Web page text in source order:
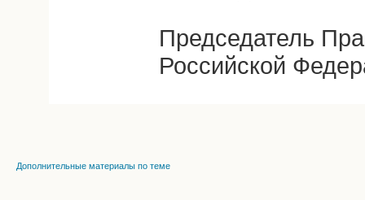
Председатель
Российской
Дополнительные материалы по теме